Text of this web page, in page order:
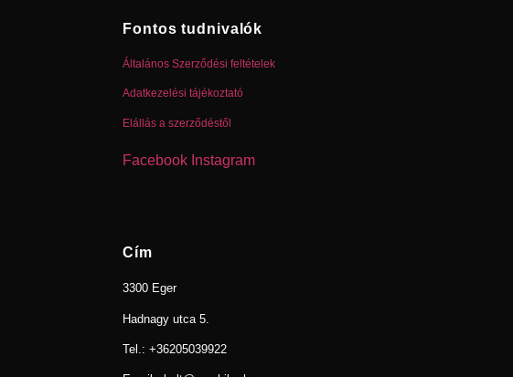
Fontos tudnivalók
Általános Szerződési feltételek
Adatkezelési tájékoztató
Elállás a szerződéstől
Facebook Instagram
Cím
3300 Eger
Hadnagy utca 5.
Tel.: +36205039922